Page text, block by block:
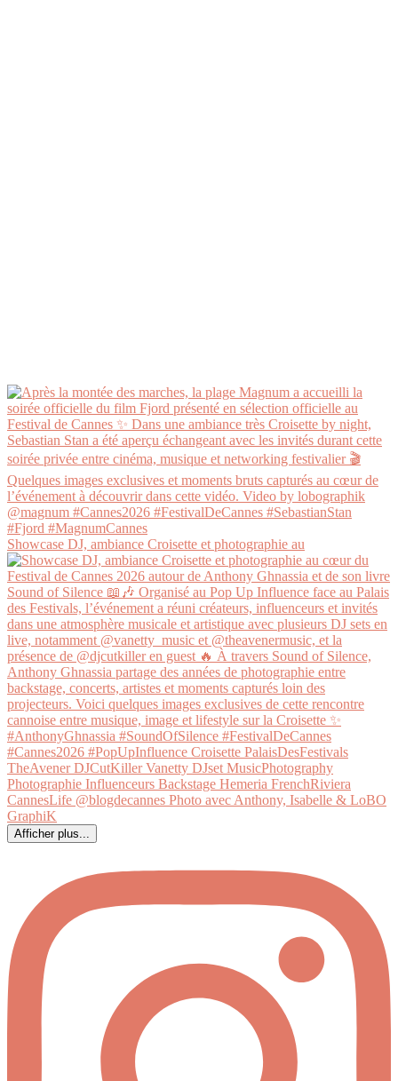
Showcase DJ, ambiance Croisette et photographie au
Afficher plus...